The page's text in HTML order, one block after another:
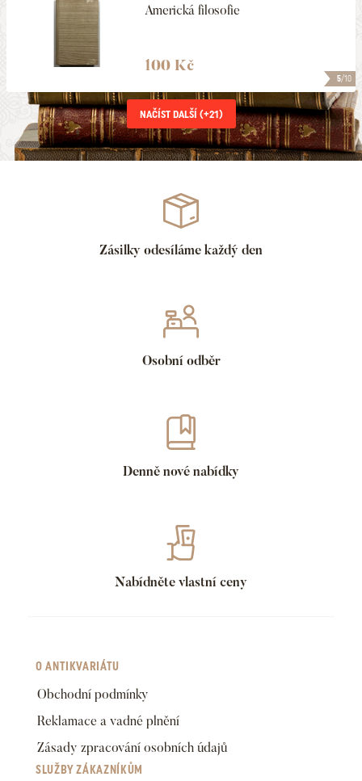
5/10
Americká filosofie
100 Kč
NAČÍST DALŠÍ (+21)
Zásilky odesíláme každý den
Osobní odběr
Denně nové nabídky
Nabídněte vlastní ceny
O ANTIKVARIÁTU
Obchodní podmínky
Reklamace a vadné plnění
Zásady zpracování osobních údajů
SLUŽBY ZÁKAZNÍKŮM